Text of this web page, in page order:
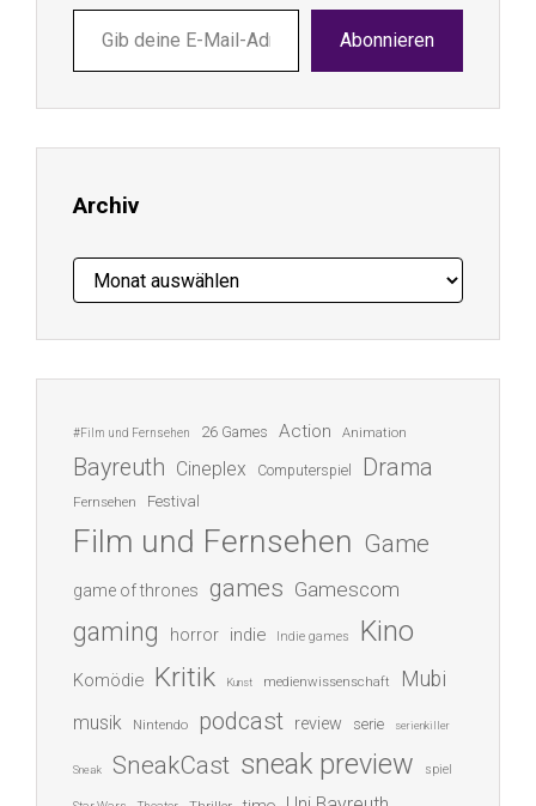
deine
E-
ein ...
Abonnieren
Archiv
Archiv
#Film und Fernsehen 26 Games Action Animation
Bayreuth Cineplex Computerspiel Drama
Fernsehen Festival
Film und Fernsehen Game
game of thrones games Gamescom
gaming horror indie Indie games Kino
Komödie Kritik Kunst medienwissenschaft Mubi
musik Nintendo podcast review serie serienkiller
Sneak SneakCast sneak preview spiel